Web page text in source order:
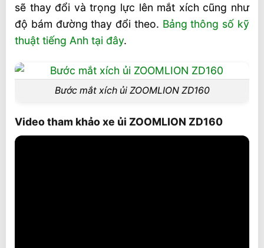
sẽ thay đổi và trọng lực lên mắt xích cũng như
độ bám đường thay đổi theo. Bảng thông số kỹ
thuật tiếng Anh tại đây.
Bước mắt xích ủi ZOOMLION ZD160
Video tham khảo xe ủi ZOOMLION ZD160